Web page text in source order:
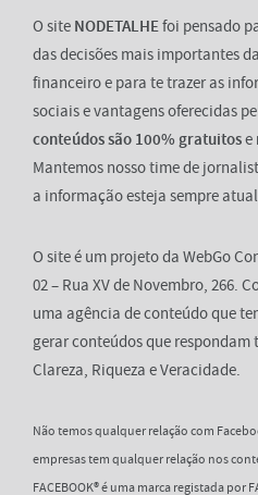
O site NODETALHEfoi pensado
das decisões mais importantes
financeiro e para te trazer as
sociais e vantagens oferecidas
conteúdos são 100% gratuitose
Mantemos nosso time de
a informação esteja sempre
O site é um projeto da WebGo
02 – Rua XV de Novembro, 266.
uma agência de conteúdo que
gerar conteúdos que respondam
Clareza, Riqueza e Veracidade.
Não temos qualquer relação com
empresas tem qualquer relação nos
FACEBOOK® é uma marca registada por